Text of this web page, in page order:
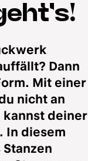
Dann
Mit einer
nicht an
kannst deiner
In diesem